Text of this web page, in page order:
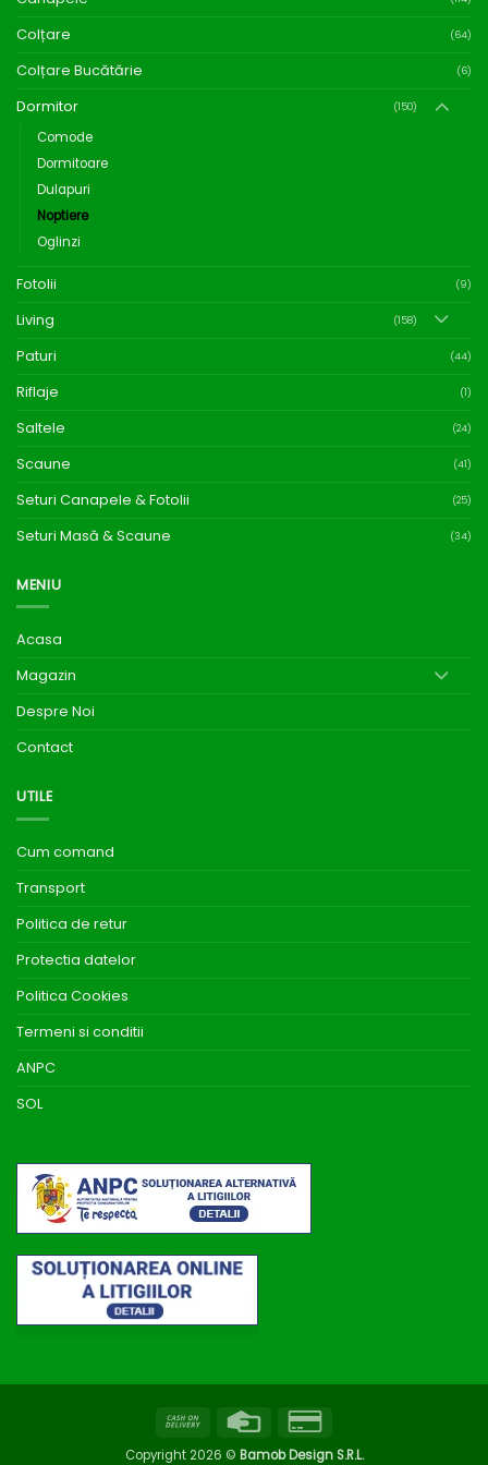
Colțare (64)
Colțare Bucătărie (6)
Dormitor (150)
Comode
Dormitoare
Dulapuri
Noptiere
Oglinzi
Fotolii (9)
Living (158)
Paturi (44)
Riflaje (1)
Saltele (24)
Scaune (41)
Seturi Canapele & Fotolii (25)
Seturi Masă & Scaune (34)
MENIU
Acasa
Magazin
Despre Noi
Contact
UTILE
Cum comand
Transport
Politica de retur
Protectia datelor
Politica Cookies
Termeni si conditii
ANPC
SOL
Cash
Delivery
Credit
2
Copyright 2026 © Bamob Design S.R.L.